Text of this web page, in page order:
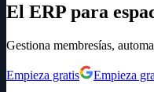
El ERP para
Gestiona membresías,
Empieza gratis
Empieza